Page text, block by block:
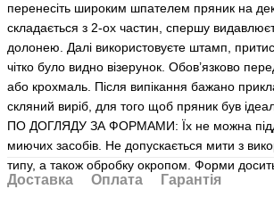
перенесіть широким шпателем пряник на
складається з 2-ох частин, спершу
долонею. Далі використовуєте штамп,
чітко було видно візерунок. Обов’язково
або крохмаль. Після випікання бажано
скляний виріб, для того щоб пряник був
ПО ДОГЛЯДУ ЗА ФОРМАМИ: Їх не можна
миючих засобів. Не допускається мити з
типу, а також обробку окропом. Форми
Доставка Оплата Гарантія